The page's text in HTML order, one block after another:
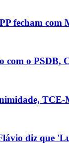
fecham com
com o PSDB,
TCE-
diz que